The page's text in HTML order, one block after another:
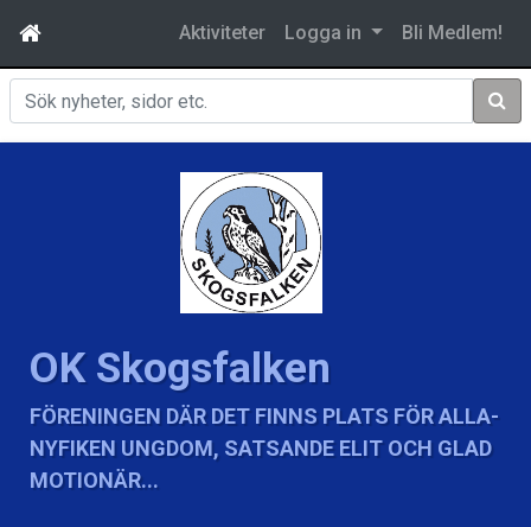
Aktiviteter Logga in Bli Medlem!
Sök
OK Skogsfalken
FÖRENINGEN DÄR DET FINNS PLATS FÖR ALLA-
NYFIKEN UNGDOM, SATSANDE ELIT OCH GLAD
MOTIONÄR...